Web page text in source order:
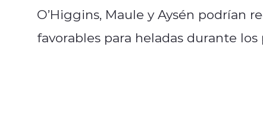
O’Higgins, Maule y Aysén podrían
favorables para heladas durante los